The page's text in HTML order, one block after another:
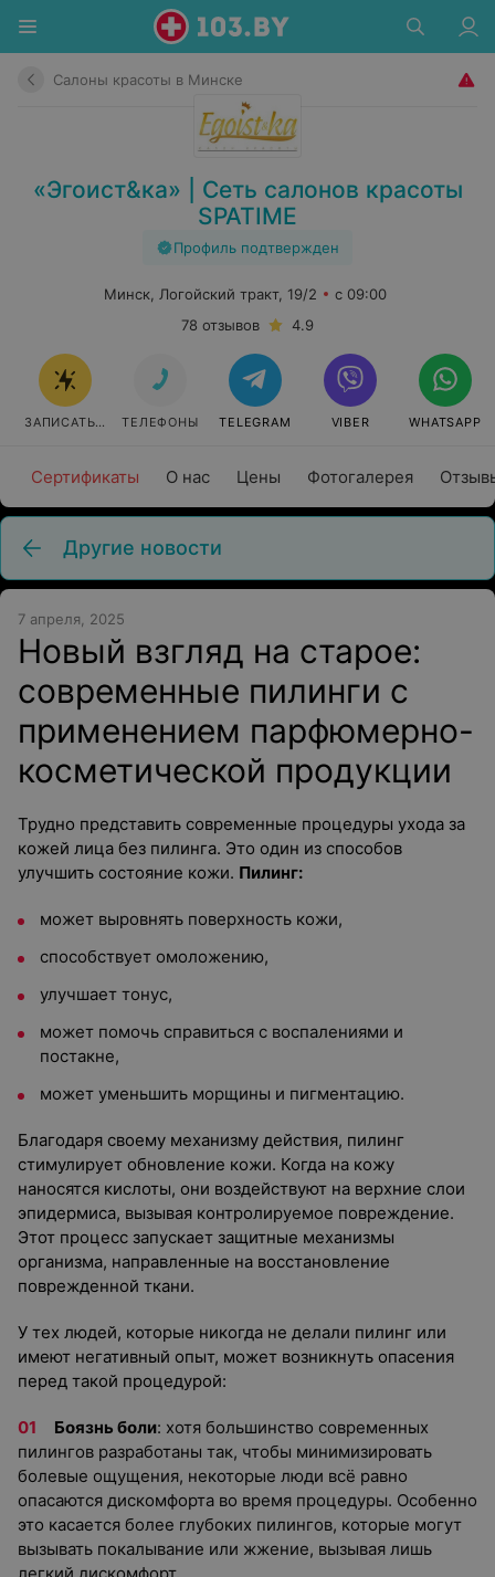
Салоны красоты в Минске
«Эгоист&ка» | Сеть салонов красоты
SPATIME
Профиль подтвержден
Сертификаты О нас Цены Фотогалерея
Минск, Логойский тракт, 19/2
с 09:00
78 отзывов
4.9
ЗАПИСАТЬСЯ ТЕЛЕФОНЫ TELEGRAM VIBER WHATSAPP
Другие новости
7 апреля, 2025
Новый взгляд на старое:
современные пилинги с
применением парфюмерно-
косметической продукции
Трудно представить современные процедуры ухода за
кожей лица без пилинга. Это один из способов
улучшить состояние кожи. Пилинг:
может выровнять поверхность кожи,
способствует омоложению,
улучшает тонус,
может помочь справиться с воспалениями и
постакне,
может уменьшить морщины и пигментацию.
Благодаря своему механизму действия, пилинг
стимулирует обновление кожи. Когда на кожу
наносятся кислоты, они воздействуют на верхние слои
эпидермиса, вызывая контролируемое повреждение.
Этот процесс запускает защитные механизмы
организма, направленные на восстановление
поврежденной ткани.
У тех людей, которые никогда не делали пилинг или
имеют негативный опыт, может возникнуть опасения
перед такой процедурой:
Боязнь боли: хотя большинство современных
пилингов разработаны так, чтобы минимизировать
болевые ощущения, некоторые люди всё равно
опасаются дискомфорта во время процедуры. Особенно
это касается более глубоких пилингов, которые могут
вызывать покалывание или жжение, вызывая лишь